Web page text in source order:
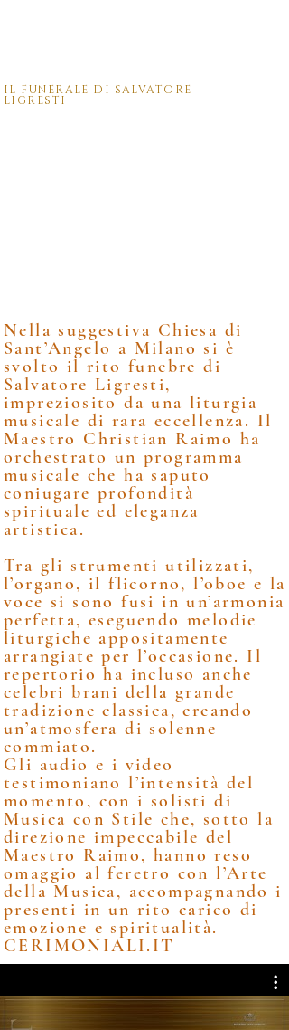
IL FUNERALE DI SALVATORE
LIGRESTI
Nella suggestiva Chiesa di
Sant’Angelo a Milano si è
svolto il rito funebre di
Salvatore Ligresti,
impreziosito da una liturgia
musicale di rara eccellenza. Il
Maestro Christian Raimo ha
orchestrato un programma
musicale che ha saputo
coniugare profondità
spirituale ed eleganza
artistica.
Tra gli strumenti utilizzati,
l’organo, il flicorno, l’oboe e la
voce si sono fusi in un’armonia
perfetta, eseguendo melodie
liturgiche appositamente
arrangiate per l’occasione. Il
repertorio ha incluso anche
celebri brani della grande
tradizione classica, creando
un’atmosfera di solenne
commiato.
Gli audio e i video
testimoniano l’intensità del
momento, con i solisti di
Musica con Stile che, sotto la
direzione impeccabile del
Maestro Raimo, hanno reso
omaggio al feretro con l’Arte
della Musica, accompagnando i
presenti in un rito carico di
emozione e spiritualità.
CERIMONIALI.IT